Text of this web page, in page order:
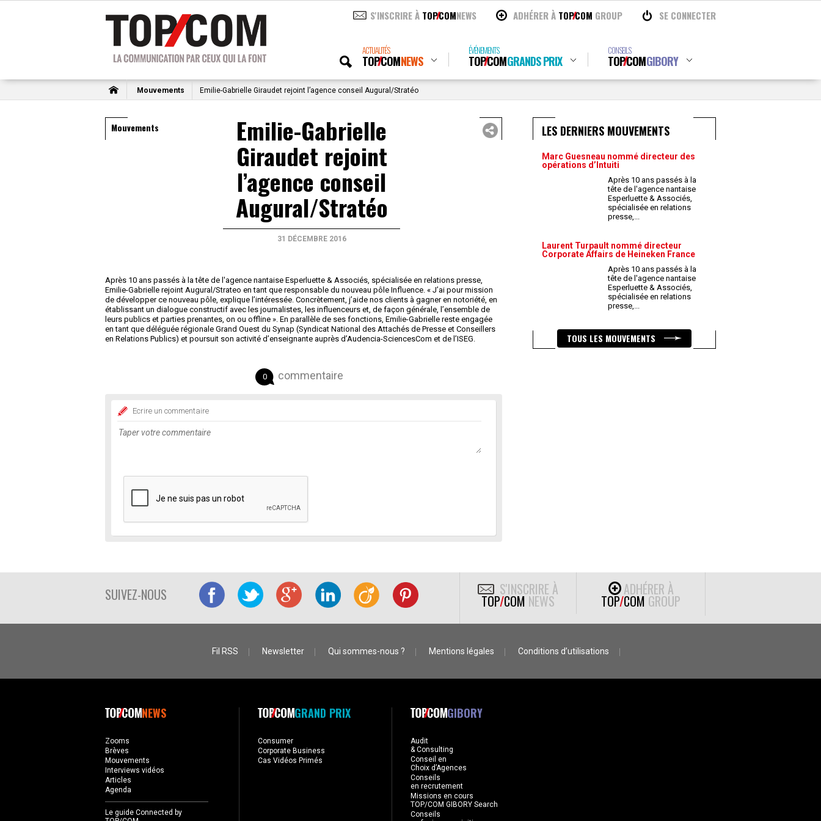
S'INSCRIRE À TOPCOMNEWS ADHÉRER À TOPCOM GROUP SE CONNECTER
ACTUALITÉS
TOPCOMNEWS
ÉVÉNEMENTS
TOPCOMGRANDS PRIX
CONSEILS
TOPCOMGIBORY
Mouvements Emilie-Gabrielle Giraudet rejoint l’agence conseil Augural/Stratéo
Mouvements Emilie-Gabrielle
Giraudet rejoint
l’agence conseil
Augural/Stratéo
31 DÉCEMBRE 2016
Après 10 ans passés à la tête de l'agence nantaise Esperluette & Associés, spécialisée en relations presse,
Emilie-Gabrielle rejoint Augural/Strateo en tant que responsable du nouveau pôle Influence. « J’ai pour mission
de développer ce nouveau pôle, explique l’intéressée. Concrètement, j’aide nos clients à gagner en notoriété, en
établissant un dialogue constructif avec les journalistes, les influenceurs et, de façon générale, l’ensemble de
leurs publics et parties prenantes, on ou offline ». En parallèle de ses fonctions, Emilie-Gabrielle reste engagée
en tant que déléguée régionale Grand Ouest du Synap (Syndicat National des Attachés de Presse et Conseillers
en Relations Publics) et poursuit son activité d’enseignante auprès d’Audencia-SciencesCom et de l’ISEG.
0 commentaire
Ecrire un commentaire
LES DERNIERS MOUVEMENTS
Marc Guesneau nommé directeur des
opérations d’Intuiti
Après 10 ans passés à la
tête de l'agence nantaise
Esperluette & Associés,
spécialisée en relations
presse,...
Laurent Turpault nommé directeur
Corporate Affairs de Heineken France
Après 10 ans passés à la
tête de l'agence nantaise
Esperluette & Associés,
spécialisée en relations
presse,...
TOUS LES MOUVEMENTS
SUIVEZ-NOUS S'INSCRIRE À
TOP/COM NEWS
ADHÉRER À
TOP/COM GROUP
Fil RSS Newsletter Qui sommes-nous ? Mentions légales Conditions d’utilisations
NEWS
Zooms
Brèves
Mouvements
Interviews vidéos
Articles
Agenda
Le guide Connected by
GRAND PRIX
Consumer
Corporate Business
Cas Vidéos Primés
GIBORY
Audit
& Consulting
Conseil en
Choix d’Agences
Conseils
en recrutement
Missions en cours
TOP/COM GIBORY Search
Conseils